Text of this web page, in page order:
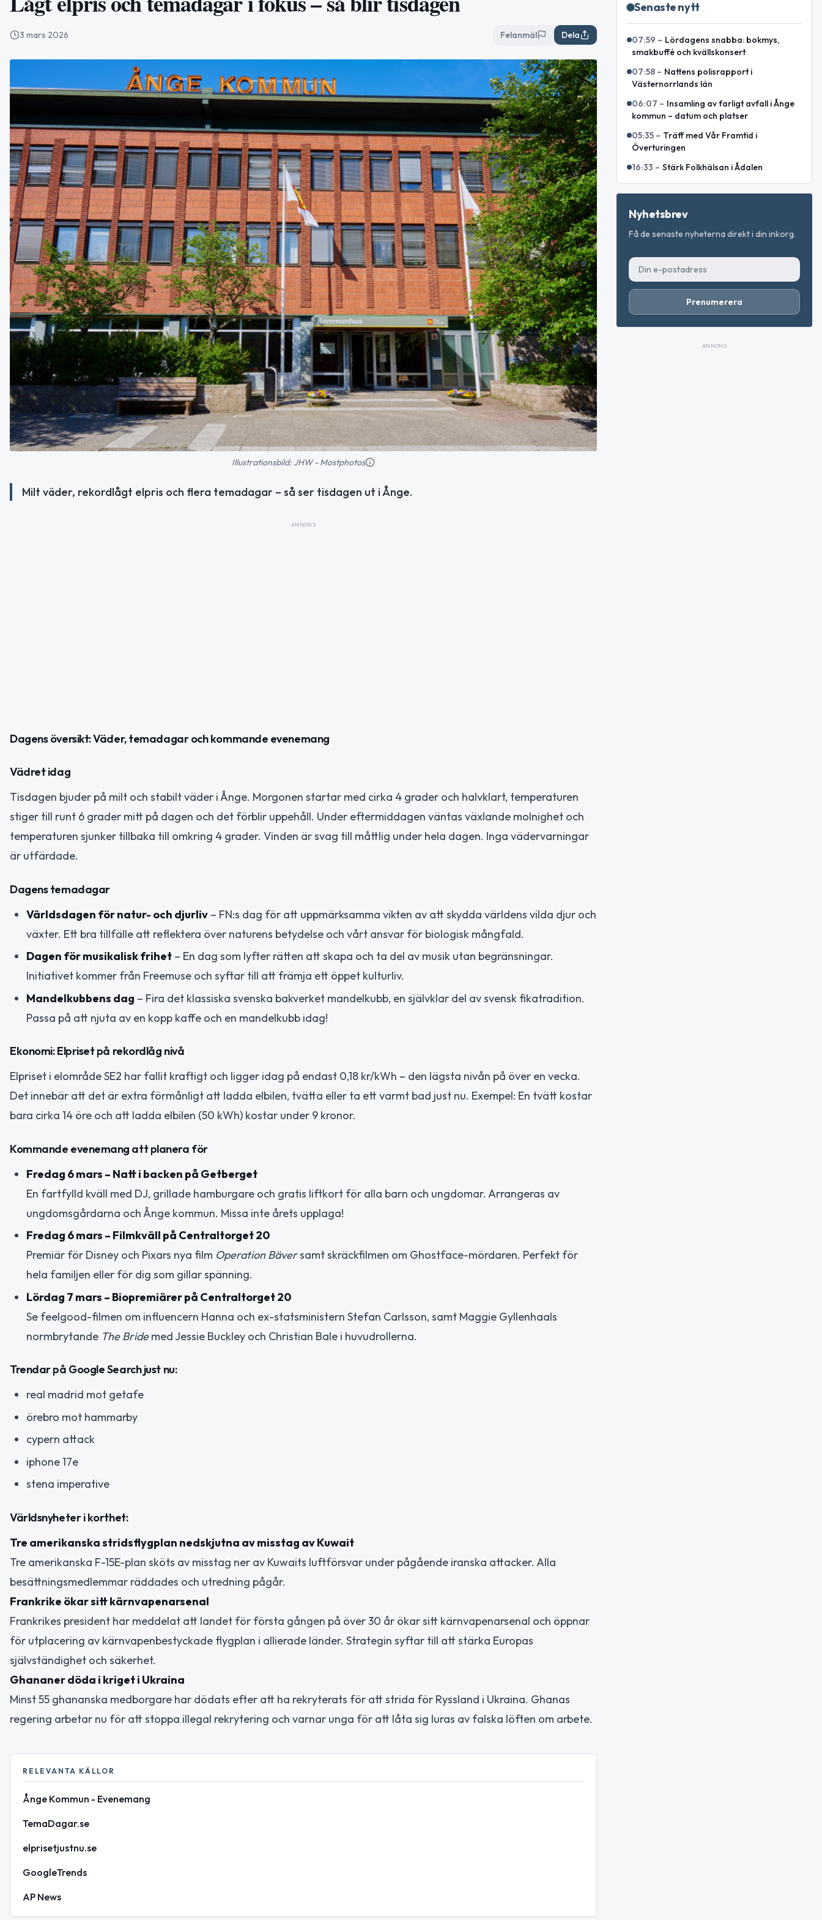
3 mars 2026 Felanmäl Dela
Illustrationsbild: JHW - Mostphotos
Milt väder, rekordlågt elpris och flera temadagar – så ser tisdagen ut i Ånge.
ANNONS
Dagens översikt: Väder, temadagar och kommande evenemang
Vädret idag
Tisdagen bjuder på milt och stabilt väder i Ånge. Morgonen startar med cirka 4 grader och halvklart, temperaturen
stiger till runt 6 grader mitt på dagen och det förblir uppehåll. Under eftermiddagen väntas växlande molnighet och
temperaturen sjunker tillbaka till omkring 4 grader. Vinden är svag till måttlig under hela dagen. Inga vädervarningar
är utfärdade.
Dagens temadagar
Världsdagen för natur- och djurliv – FN:s dag för att uppmärksamma vikten av att skydda världens vilda djur och
växter. Ett bra tillfälle att reflektera över naturens betydelse och vårt ansvar för biologisk mångfald.
Dagen för musikalisk frihet – En dag som lyfter rätten att skapa och ta del av musik utan begränsningar.
Initiativet kommer från Freemuse och syftar till att främja ett öppet kulturliv.
Mandelkubbens dag – Fira det klassiska svenska bakverket mandelkubb, en självklar del av svensk fikatradition.
Passa på att njuta av en kopp kaffe och en mandelkubb idag!
Ekonomi: Elpriset på rekordlåg nivå
Elpriset i elområde SE2 har fallit kraftigt och ligger idag på endast 0,18 kr/kWh – den lägsta nivån på över en vecka.
Det innebär att det är extra förmånligt att ladda elbilen, tvätta eller ta ett varmt bad just nu. Exempel: En tvätt kostar
bara cirka 14 öre och att ladda elbilen (50 kWh) kostar under 9 kronor.
Kommande evenemang att planera för
Fredag 6 mars – Natt i backen på Getberget
En fartfylld kväll med DJ, grillade hamburgare och gratis liftkort för alla barn och ungdomar. Arrangeras av
ungdomsgårdarna och Ånge kommun. Missa inte årets upplaga!
Fredag 6 mars – Filmkväll på Centraltorget 20
Premiär för Disney och Pixars nya film Operation Bäversamt skräckfilmen om Ghostface-mördaren. Perfekt för
hela familjen eller för dig som gillar spänning.
Lördag 7 mars – Biopremiärer på Centraltorget 20
Se feelgood-filmen om influencern Hanna och ex-statsministern Stefan Carlsson, samt Maggie Gyllenhaals
normbrytande The Bridemed Jessie Buckley och Christian Bale i huvudrollerna.
Trendar på Google Search just nu:
real madrid mot getafe
örebro mot hammarby
cypern attack
iphone 17e
stena imperative
Världsnyheter i korthet:
Tre amerikanska stridsflygplan nedskjutna av misstag av Kuwait
Tre amerikanska F-15E-plan sköts av misstag ner av Kuwaits luftförsvar under pågående iranska attacker. Alla
besättningsmedlemmar räddades och utredning pågår.
Frankrike ökar sitt kärnvapenarsenal
Frankrikes president har meddelat att landet för första gången på över 30 år ökar sitt kärnvapenarsenal och öppnar
för utplacering av kärnvapenbestyckade flygplan i allierade länder. Strategin syftar till att stärka Europas
självständighet och säkerhet.
Ghananer döda i kriget i Ukraina
Minst 55 ghananska medborgare har dödats efter att ha rekryterats för att strida för Ryssland i Ukraina. Ghanas
regering arbetar nu för att stoppa illegal rekrytering och varnar unga för att låta sig luras av falska löften om arbete.
RELEVANTA KÄLLOR
Ånge Kommun - Evenemang
TemaDagar.se
elprisetjustnu.se
GoogleTrends
AP News
Senaste nytt
07:59 – Lördagens snabba: bokmys,
smakbuffé och kvällskonsert
07:58 – Nattens polisrapport i
Västernorrlands län
06:07 – Insamling av farligt avfall i Ånge
kommun – datum och platser
05:35 – Träff med Vår Framtid i
Överturingen
16:33 – Stärk Folkhälsan i Ådalen
Nyhetsbrev
Få de senaste nyheterna direkt i din inkorg.
Prenumerera
ANNONS